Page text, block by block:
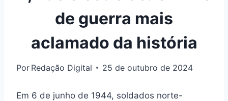
de guerra mais
aclamado da história
Por Redação Digital 25 de outubro de 2024
Em 6 de junho de 1944, soldados norte-